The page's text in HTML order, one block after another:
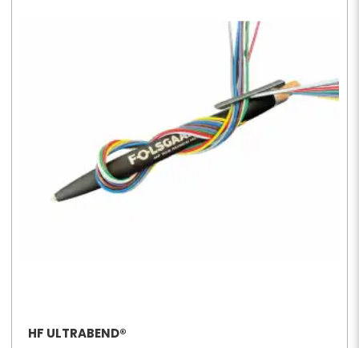
HF ULTRABEND®